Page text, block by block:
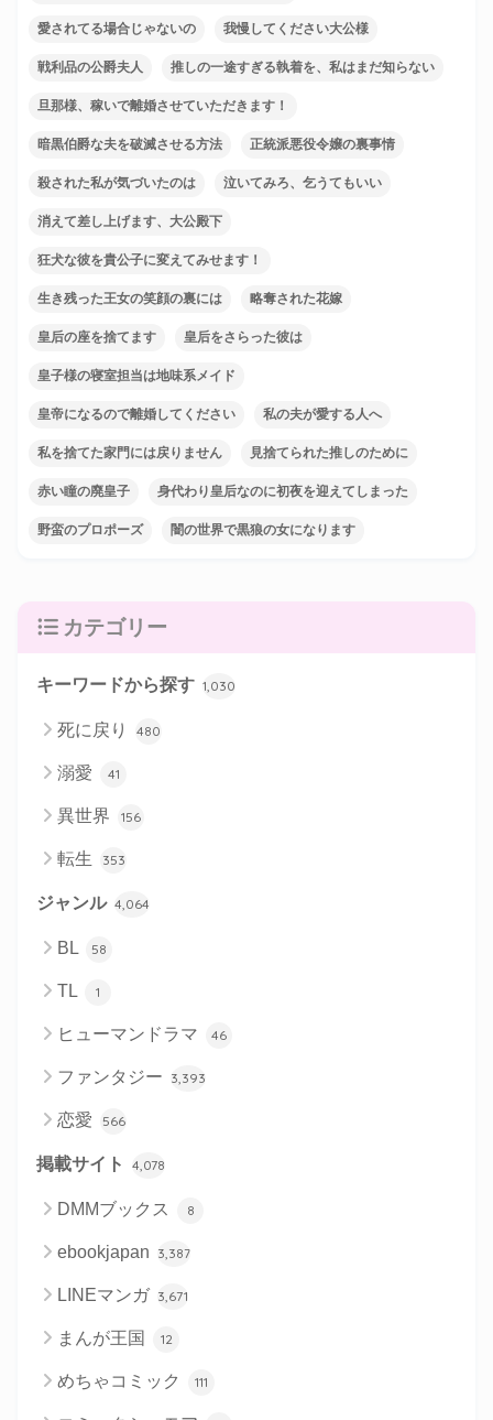
愛されてる場合じゃないの 我慢してください大公様
戦利品の公爵夫人 推しの一途すぎる執着を、私はまだ知らない
旦那様、稼いで離婚させていただきます！
暗黒伯爵な夫を破滅させる方法 正統派悪役令嬢の裏事情
殺された私が気づいたのは 泣いてみろ、乞うてもいい
消えて差し上げます、大公殿下
狂犬な彼を貴公子に変えてみせます！
生き残った王女の笑顔の裏には 略奪された花嫁
皇后の座を捨てます 皇后をさらった彼は
皇子様の寝室担当は地味系メイド
皇帝になるので離婚してください 私の夫が愛する人へ
私を捨てた家門には戻りません 見捨てられた推しのために
赤い瞳の廃皇子 身代わり皇后なのに初夜を迎えてしまった
野蛮のプロポーズ 闇の世界で黒狼の女になります
カテゴリー
キーワードから探す 1,030
死に戻り 480
溺愛 41
異世界 156
転生 353
ジャンル 4,064
BL 58
TL 1
ヒューマンドラマ 46
ファンタジー 3,393
恋愛 566
掲載サイト 4,078
DMMブックス 8
ebookjapan 3,387
LINEマンガ 3,671
まんが王国 12
めちゃコミック 111